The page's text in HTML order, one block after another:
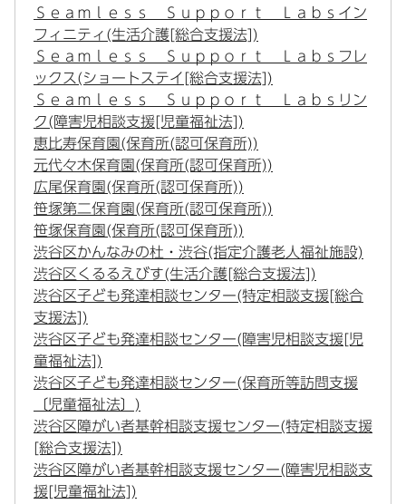
Ｓｅａｍｌｅｓｓ Ｓｕｐｐｏｒｔ Ｌａｂｓイン
フィニティ(生活介護[総合支援法])
Ｓｅａｍｌｅｓｓ Ｓｕｐｐｏｒｔ Ｌａｂｓフレ
ックス(ショートステイ[総合支援法])
Ｓｅａｍｌｅｓｓ Ｓｕｐｐｏｒｔ Ｌａｂｓリン
ク(障害児相談支援[児童福祉法])
恵比寿保育園(保育所(認可保育所))
元代々木保育園(保育所(認可保育所))
広尾保育園(保育所(認可保育所))
笹塚第二保育園(保育所(認可保育所))
笹塚保育園(保育所(認可保育所))
渋谷区かんなみの杜・渋谷(指定介護老人福祉施設)
渋谷区くるるえびす(生活介護[総合支援法])
渋谷区子ども発達相談センター(特定相談支援[総合
支援法])
渋谷区子ども発達相談センター(障害児相談支援[児
童福祉法])
渋谷区子ども発達相談センター(保育所等訪問支援
〔児童福祉法〕)
渋谷区障がい者基幹相談支援センター(特定相談支援
[総合支援法])
渋谷区障がい者基幹相談支援センター(障害児相談支
援[児童福祉法])